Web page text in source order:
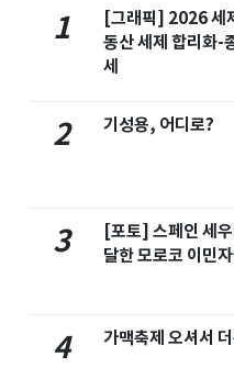
1
[그래픽] 2026 세
동산 세제 합리화-
세
2 기성용, 어디로?
3
[포토] 스페인 세
달한 모로코 이민
4 가맥축제 오셔서